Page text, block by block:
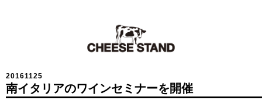
20161125
南イタリアのワインセミナーを開催